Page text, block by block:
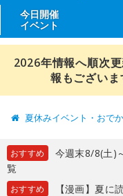
今日開催
イベント
2026年情報へ順次
報もございま
夏休みイベント・おで
おすすめ
今週末8/8(土)
覧
おすすめ 【漫画】夏に